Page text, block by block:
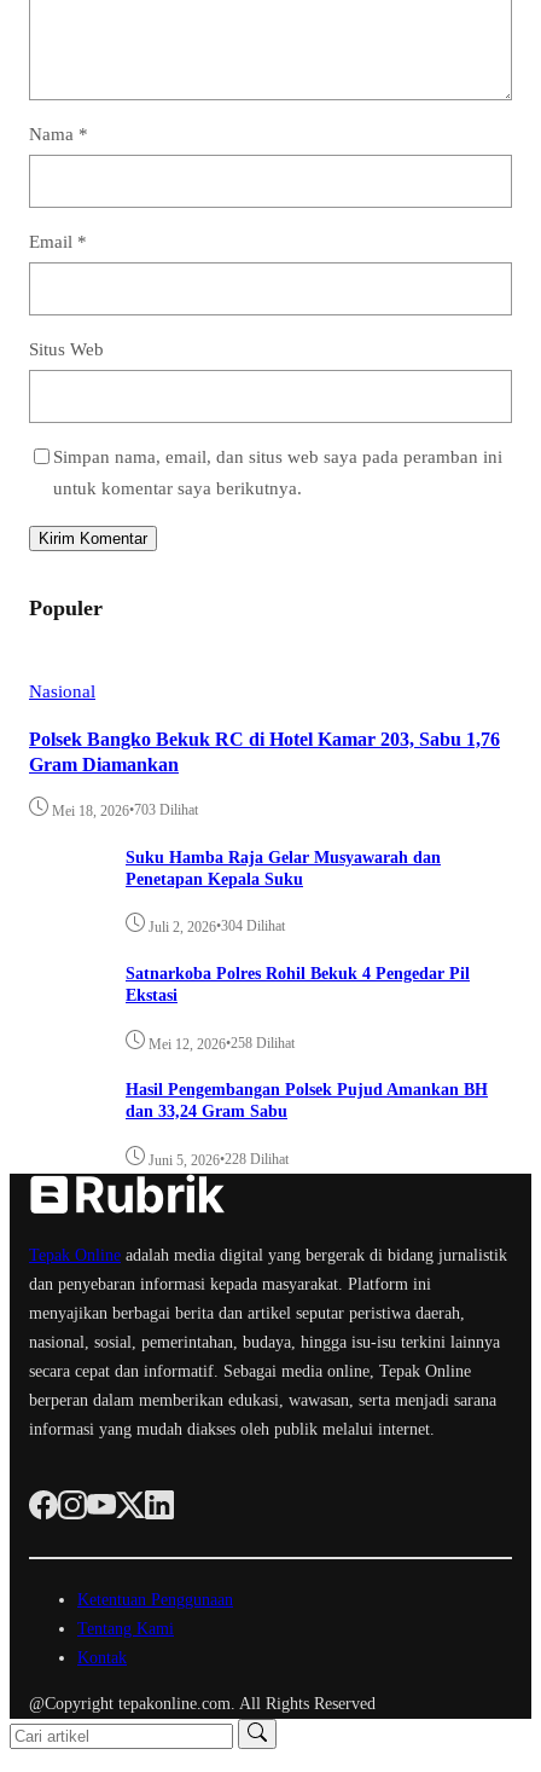
Nama *
Email *
Situs Web
Simpan nama, email, dan situs web saya pada peramban ini
untuk komentar saya berikutnya.
Populer
Nasional
Polsek Bangko Bekuk RC di Hotel Kamar 203, Sabu 1,76
Gram Diamankan
Mei 18, 2026•703 Dilihat
Suku Hamba Raja Gelar Musyawarah dan
Penetapan Kepala Suku
Juli 2, 2026•304 Dilihat
Satnarkoba Polres Rohil Bekuk 4 Pengedar Pil
Ekstasi
Mei 12, 2026•258 Dilihat
Hasil Pengembangan Polsek Pujud Amankan BH
dan 33,24 Gram Sabu
Juni 5, 2026•228 Dilihat
Tepak Online adalah media digital yang bergerak di bidang jurnalistik
dan penyebaran informasi kepada masyarakat. Platform ini
menyajikan berbagai berita dan artikel seputar peristiwa daerah,
nasional, sosial, pemerintahan, budaya, hingga isu-isu terkini lainnya
secara cepat dan informatif. Sebagai media online, Tepak Online
berperan dalam memberikan edukasi, wawasan, serta menjadi sarana
informasi yang mudah diakses oleh publik melalui internet.
Ketentuan Penggunaan
Tentang Kami
Kontak
@Copyright tepakonline.com. All Rights Reserved